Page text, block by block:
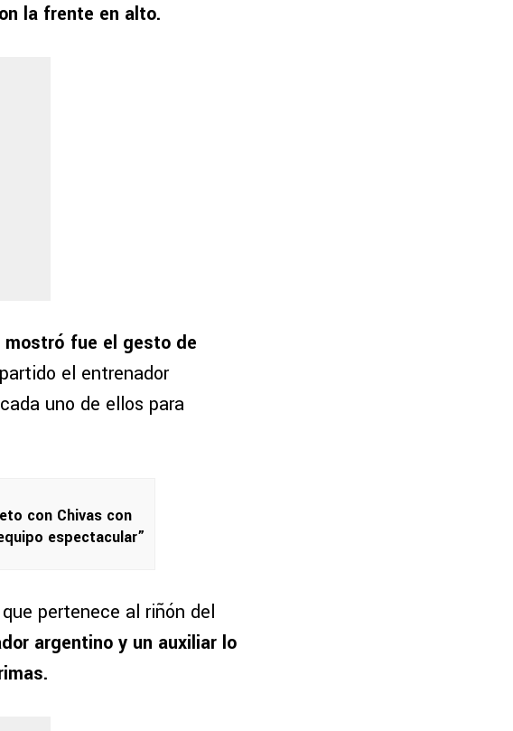
la frente en alto.
mostró fue el gesto de
el entrenador
uno de ellos para
con Chivas con
espectacular”
pertenece al riñón del
argentino y un auxiliar lo